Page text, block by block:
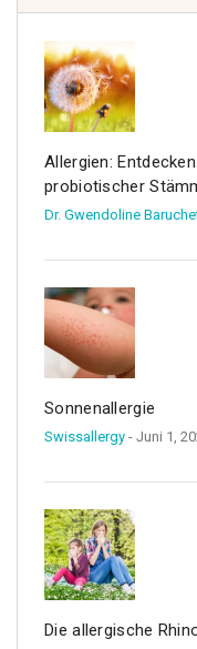
Allergien:
probiotischer
Dr. Gwendoline
Sonnenallergie
Swissallergy - Juni 1,
Die allergische